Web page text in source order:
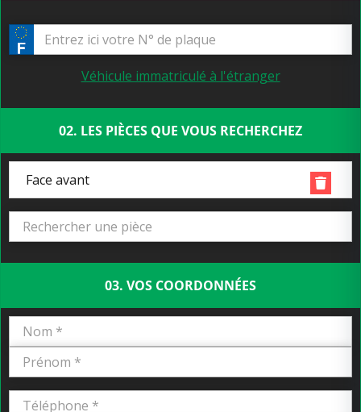
Véhicule immatriculé à l'étranger
02. LES PIÈCES QUE VOUS RECHERCHEZ
Face avant
03. VOS COORDONNÉES